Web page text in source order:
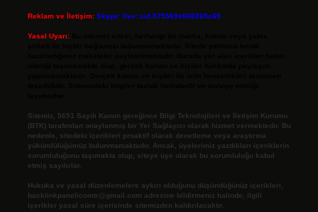
Reklam ve İletişim: Skype: live:.cid.575569c608265c69
Yasal Uyarı:
Sitemiz, 5651 Sayılı Kanun gereğince Bilgi Teknolojileri ve İletişim Kurumu
(BTK) tarafından onaylanmış bir Yer Sağlayıcı olarak hizmet vermektedir. Bu
nedenle, sitedeki içerikleri proaktif olarak denetleme veya araştırma
yükümlülüğümüz bulunmamaktadır. Ancak, üyelerimiz yazdıkları içeriklerin
sorumluluğunu taşımakta olup, siteye üye olarak bu sorumluluğu kabul
etmiş sayılırlar.
Hukuka ve yasal düzenlemelere aykırı olduğunu düşündüğünüz içerikleri,
backlinkpanelicomtr@gmail.com adresine bildirmeniz halinde, ilgili
içerikler yasal süre içerisinde sitemizden kaldırılacaktır.